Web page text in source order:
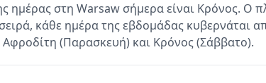
ημέρας στη Warsaw σήμερα είναι Κρόνος. Ο
κάθε ημέρα της εβδομάδας κυβερνάται
Αφροδίτη (Παρασκευή) και Κρόνος (Σάββατο).